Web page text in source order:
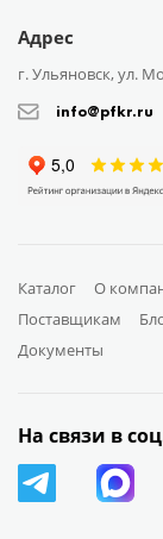
Адрес
г. Ульяновск, ул.
info@pfkr.ru
Каталог О
Поставщикам
Документы
На связи в